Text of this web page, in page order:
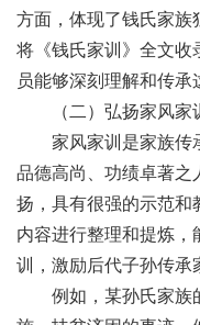
方面，体现了钱氏家族
将《钱氏家训》全文收
员能够深刻理解和传承
（二）弘扬家风家
家风家训是家族传承
品德高尚、功绩卓著之
扬，具有很强的示范和
内容进行整理和提炼，
训，激励后代子孙传承
例如，某孙氏家族